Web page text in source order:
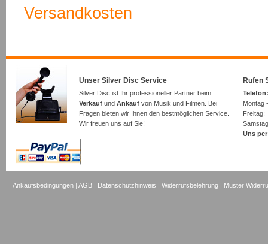
Versandkosten
Unser Silver Disc Service
Silver Disc ist Ihr professioneller Partner beim
Verkauf und Ankauf von Musik und Filmen. Bei
Fragen bieten wir Ihnen den bestmöglichen Service.
Wir freuen uns auf Sie!
Rufen
Montag
Uns
Ankaufsbedingungen |AGB | Datenschutzhinweis |Widerrufsbelehrung | Muster